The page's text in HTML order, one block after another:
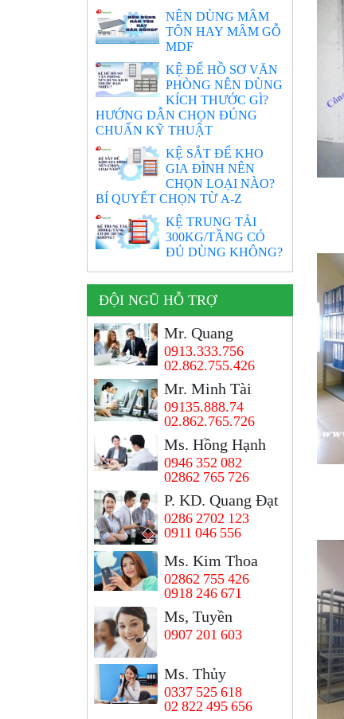
NÊN DÙNG MÂM
TÔN HAY MÂM GỖ
MDF
KỆ ĐỂ HỒ SƠ VĂN
PHÒNG NÊN DÙNG
KÍCH THƯỚC GÌ?
HƯỚNG DẪN CHỌN ĐÚNG
CHUẨN KỸ THUẬT
KỆ SẮT ĐỂ KHO
GIA ĐÌNH NÊN
CHỌN LOẠI NÀO?
BÍ QUYẾT CHỌN TỪ A-Z
KỆ TRUNG TẢI
300KG/TẦNG CÓ
ĐỦ DÙNG KHÔNG?
ĐỘI NGŨ HỖ TRỢ
Mr. Quang
0913.333.756
02.862.755.426
Mr. Minh Tài
09135.888.74
02.862.765.726
Ms. Hồng Hạnh
0946 352 082
02862 765 726
P. KD. Quang Đạt
0286 2702 123
0911 046 556
Ms. Kim Thoa
02862 755 426
0918 246 671
Ms, Tuyền
0907 201 603
Ms. Thủy
0337 525 618
02 822 495 656